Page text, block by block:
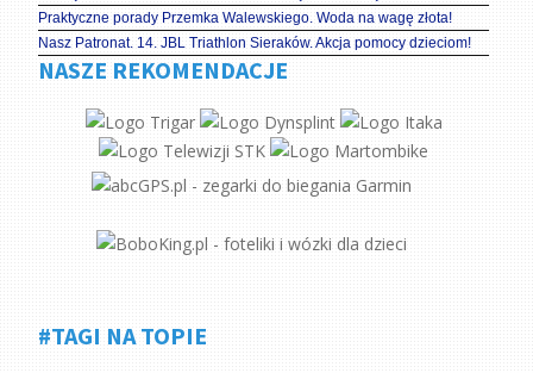
Praktyczne porady Przemka Walewskiego. Woda na wagę złota!
Nasz Patronat. 14. JBL Triathlon Sieraków. Akcja pomocy dzieciom!
NASZE REKOMENDACJE
#TAGI NA TOPIE